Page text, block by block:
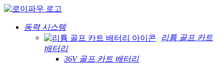
동력 시스템
리튬 골프 카트
배터리
36V 골프 카트 배터리